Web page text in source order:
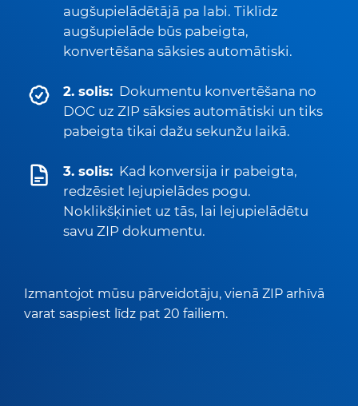
augšupielādētājā pa labi. Tiklīdz
augšupielāde būs pabeigta,
konvertēšana sāksies automātiski.
2. solis: Dokumentu konvertēšana no
DOC uz ZIP sāksies automātiski un tiks
pabeigta tikai dažu sekunžu laikā.
3. solis: Kad konversija ir pabeigta,
redzēsiet lejupielādes pogu.
Noklikšķiniet uz tās, lai lejupielādētu
savu ZIP dokumentu.
Izmantojot mūsu pārveidotāju, vienā ZIP arhīvā
varat saspiest līdz pat 20 failiem.